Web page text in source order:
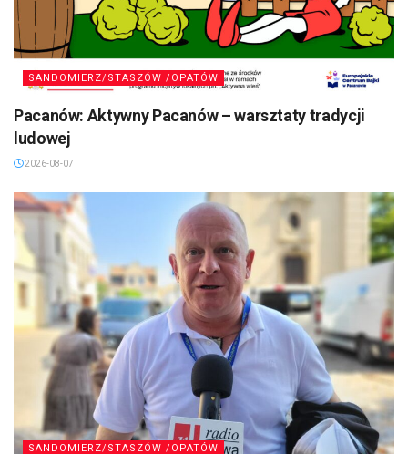
SANDOMIERZ/STASZÓW /OPATÓW
Pacanów: Aktywny Pacanów – warsztaty tradycji
ludowej
2026-08-07
SANDOMIERZ/STASZÓW /OPATÓW